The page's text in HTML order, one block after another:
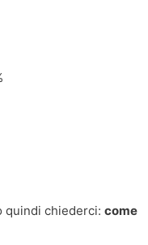
quindi chiederci: come